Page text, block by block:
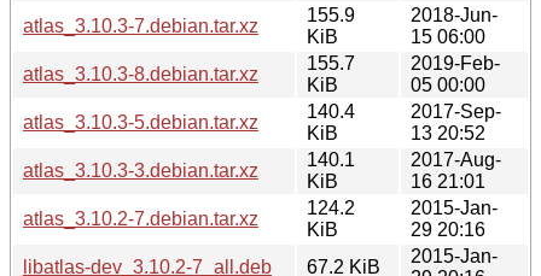
atlas_3.10.3-7.debian.tar.xz
155.9
KiB
2018-Jun-
15 06:00
atlas_3.10.3-8.debian.tar.xz
155.7
KiB
2019-Feb-
05 00:00
atlas_3.10.3-5.debian.tar.xz
140.4
KiB
2017-Sep-
13 20:52
atlas_3.10.3-3.debian.tar.xz
140.1
KiB
2017-Aug-
16 21:01
atlas_3.10.2-7.debian.tar.xz
124.2
KiB
2015-Jan-
29 20:16
libatlas-dev_3.10.2-7_all.deb
67.2 KiB
2015-Jan-